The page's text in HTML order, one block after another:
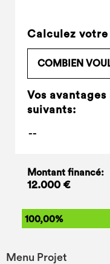
Calculez
Vos
suivants:
Montant financé:
12.000 €
100,00%
Menu Projet